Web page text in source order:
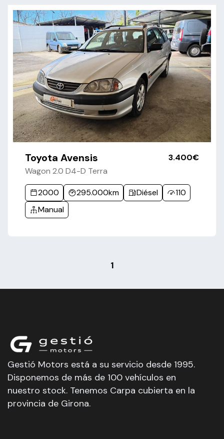
Toyota Avensis
Wagon 2.0 D4-D Terra
3.400€
2000 295.000km Diésel
110
Manual
1
Gestió Motors está a su servicio desde 1995.
Disponemos de más de 100 vehículos en
nuestro stock. Tenemos Carpa cubierta en la
provincia de Girona.